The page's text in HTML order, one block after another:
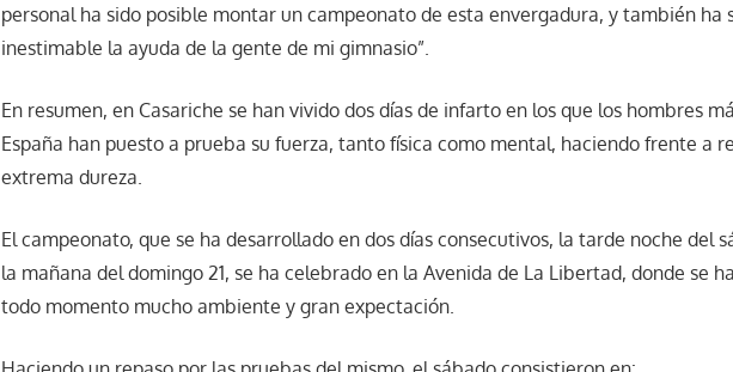
personal ha sido posible montar un campeonato de esta envergadura, y también ha
inestimable la ayuda de la gente de mi gimnasio”.
En resumen, en Casariche se han vivido dos días de infarto en los que los hombres
España han puesto a prueba su fuerza, tanto física como mental, haciendo frente a
extrema dureza.
El campeonato, que se ha desarrollado en dos días consecutivos, la tarde noche del
la mañana del domingo 21, se ha celebrado en la Avenida de La Libertad, donde se
todo momento mucho ambiente y gran expectación.